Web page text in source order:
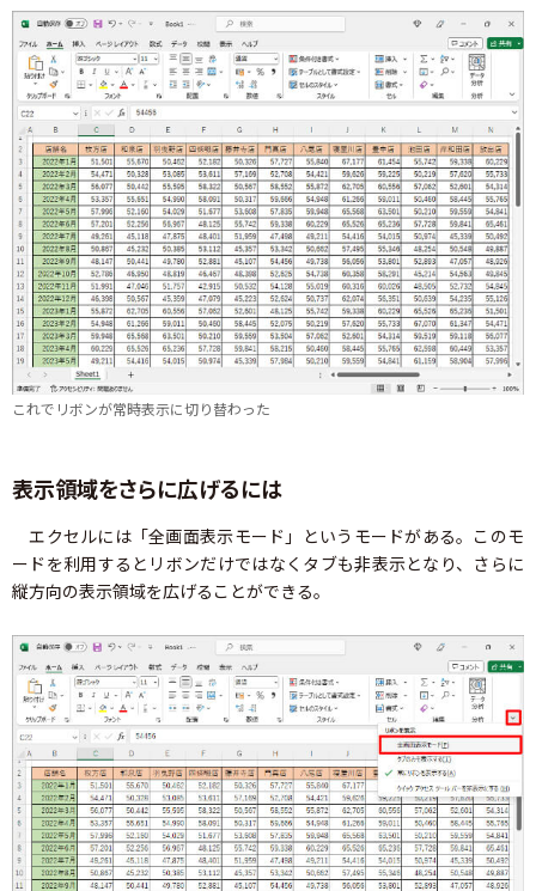
これでリボンが常時表示に切り替わった
表示領域をさらに広げるには
エクセルには「全画面表示モード」というモードがある。このモ
ードを利用するとリボンだけではなくタブも非表示となり、さらに
縦方向の表示領域を広げることができる。